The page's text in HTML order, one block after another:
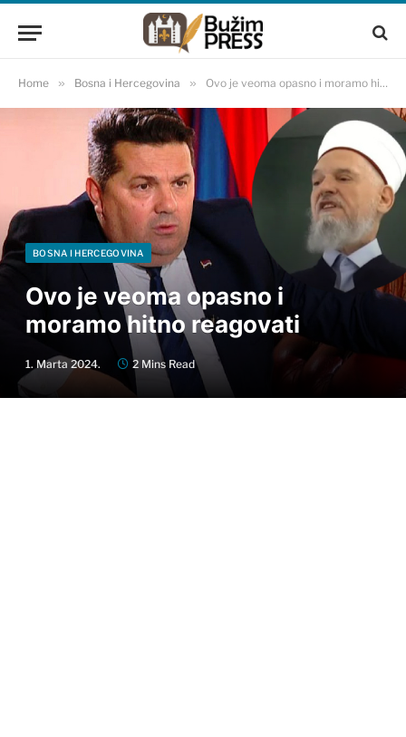
Home » Bosna i Hercegovina » Ovo je veoma opasno i moramo hitno reagovati
BOSNA I HERCEGOVINA
Ovo je veoma opasno i
moramo hitno reagovati
1. Marta 2024. 2 Mins Read